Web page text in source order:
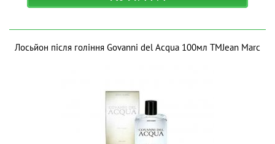
Лосьйон після гоління Govanni del Acqua 100мл ТМJean Marc